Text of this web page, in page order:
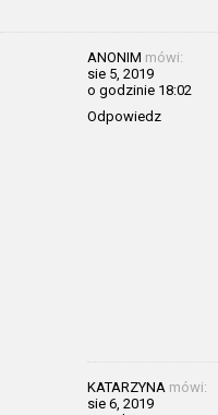
ANONIM mówi:
sie 5, 2019
o godzinie 18:02
Odpowiedz
KATARZYNA mówi:
sie 6, 2019